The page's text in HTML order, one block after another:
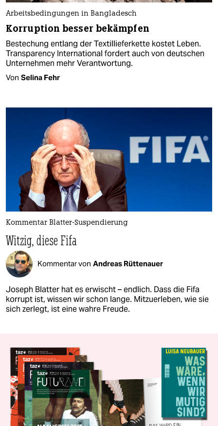
Arbeitsbedingungen in Bangladesch
Korruption besser bekämpfen
Bestechung entlang der Textillieferkette kostet Leben.
Transparency International fordert auch von deutschen
Unternehmen mehr Verantwortung.
Von Selina Fehr
Kommentar Blatter-Suspendierung
Witzig, diese Fifa
Kommentar von Andreas Rüttenauer
Joseph Blatter hat es erwischt – endlich. Dass die Fifa
korrupt ist, wissen wir schon lange. Mitzuerleben, wie sie
sich zerlegt, ist eine wahre Freude.